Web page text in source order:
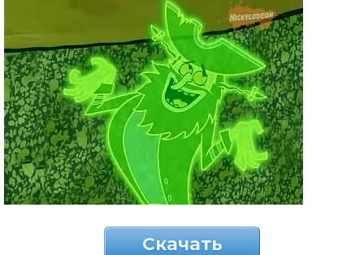
Скачать